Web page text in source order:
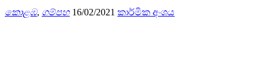
කොළඹ, ගම්පහ 16/02/2021 කාර්මික අංශය